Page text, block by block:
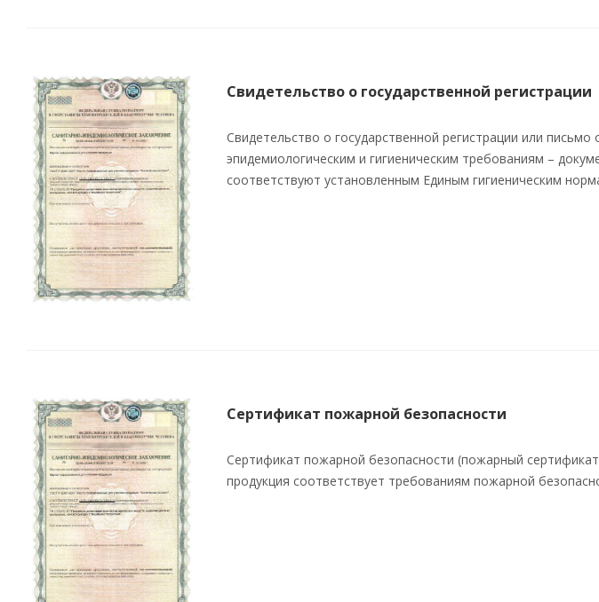
Свидетельство о государственной регистрации
Свидетельство о государственной регистрации или
эпидемиологическим и гигиеническим требованиям –
соответствуют установленным Единым гигиеническим
Сертификат пожарной безопасности
Сертификат пожарной безопасности (пожарный
продукция соответствует требованиям пожарной